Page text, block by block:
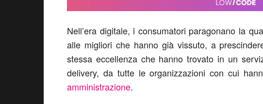
Nell’era digitale, i consumatori paragonano la
alle migliori che hanno già vissuto, a
stessa eccellenza che hanno trovato in un
delivery, da tutte le organizzazioni con cui
amministrazione.